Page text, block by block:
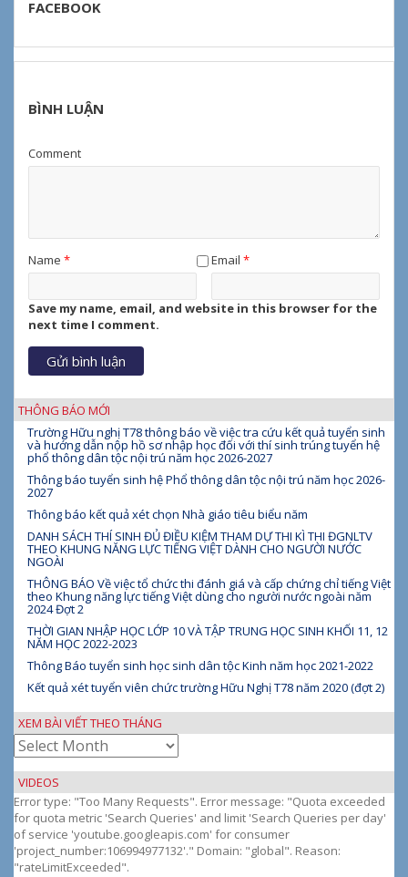
FACEBOOK
BÌNH LUẬN
Comment
Name * Email *
Save my name, email, and website in this browser for the
next time I comment.
THÔNG BÁO MỚI
Trường Hữu nghị T78 thông báo về việc tra cứu kết quả tuyển sinh
và hướng dẫn nộp hồ sơ nhập học đối với thí sinh trúng tuyển hệ
phổ thông dân tộc nội trú năm học 2026-2027
Thông báo tuyển sinh hệ Phổ thông dân tộc nội trú năm học 2026-
2027
Thông báo kết quả xét chọn Nhà giáo tiêu biểu năm
DANH SÁCH THÍ SINH ĐỦ ĐIỀU KIỆM THAM DỰ THI KÌ THI ĐGNLTV
THEO KHUNG NĂNG LỰC TIẾNG VIỆT DÀNH CHO NGƯỜI NƯỚC
NGOÀI
THÔNG BÁO Về việc tổ chức thi đánh giá và cấp chứng chỉ tiếng Việt
theo Khung năng lực tiếng Việt dùng cho người nước ngoài năm
2024 Đợt 2
THỜI GIAN NHẬP HỌC LỚP 10 VÀ TẬP TRUNG HỌC SINH KHỐI 11, 12
NĂM HỌC 2022-2023
Thông Báo tuyển sinh học sinh dân tộc Kinh năm học 2021-2022
Kết quả xét tuyển viên chức trường Hữu Nghị T78 năm 2020 (đợt 2)
XEM BÀI VIẾT THEO THÁNG
Xem
bài
viết
theo
tháng
VIDEOS
Error type: "Too Many Requests". Error message: "Quota exceeded
for quota metric 'Search Queries' and limit 'Search Queries per day'
of service 'youtube.googleapis.com' for consumer
'project_number:106994977132'." Domain: "global". Reason:
"rateLimitExceeded".